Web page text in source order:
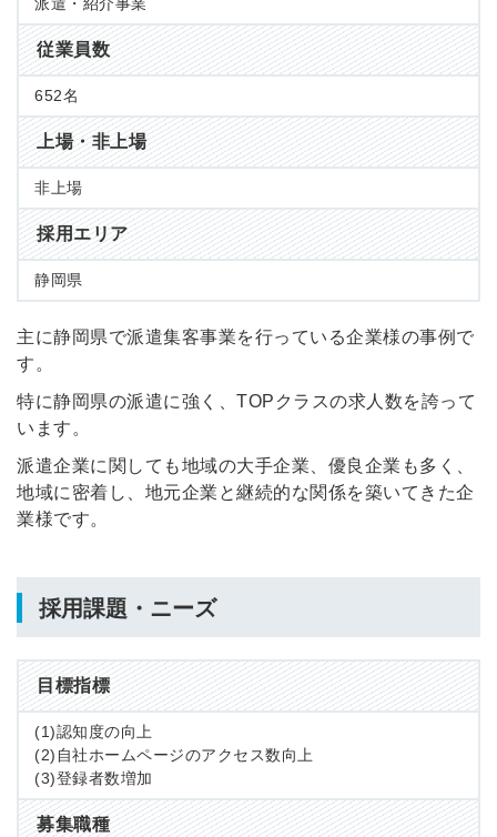
従業員数
652名
上場・非上場
非上場
採用エリア
静岡県
主に静岡県で派遣集客事業を行っている企業様の事例で
す。
特に静岡県の派遣に強く、TOPクラスの求人数を誇って
います。
派遣企業に関しても地域の大手企業、優良企業も多く、
地域に密着し、地元企業と継続的な関係を築いてきた企
業様です。
採用課題・ニーズ
目標指標
(1)認知度の向上
(2)自社ホームページのアクセス数向上
(3)登録者数増加
募集職種